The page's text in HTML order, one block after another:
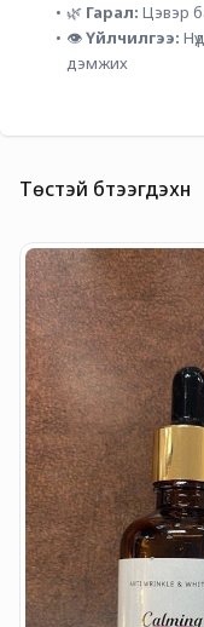
🌿 Гарал: Цэвэр
👁️ Үйлчилгээ:
дэмжих
Төстэй бүтээгдэхүүн